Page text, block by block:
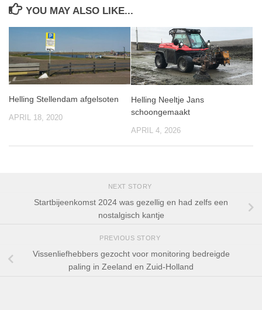
YOU MAY ALSO LIKE...
Helling Stellendam afgelsoten
APRIL 18, 2020
Helling Neeltje Jans
schoongemaakt
APRIL 4, 2026
NEXT STORY
Startbijeenkomst 2024 was gezellig en had zelfs een
nostalgisch kantje
PREVIOUS STORY
Vissenliefhebbers gezocht voor monitoring bedreigde
paling in Zeeland en Zuid-Holland